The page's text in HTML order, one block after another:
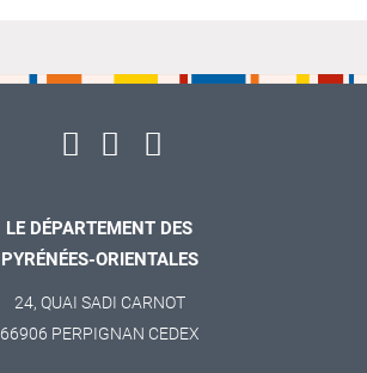
LE DÉPARTEMENT DES
PYRÉNÉES-ORIENTALES
24, QUAI SADI CARNOT
66906 PERPIGNAN CEDEX